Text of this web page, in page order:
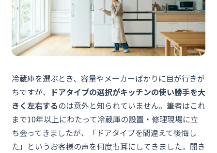
冷蔵庫を選ぶとき、容量やメーカーばかりに目が行きが
ちですが、
ドアタイプの選択がキッチンの使い勝手を大
きく左右するのは意外と知られていません。筆者はこれ
まで10年以上にわたって冷蔵庫の設置・修理現場に立
ち会ってきましたが、「ドアタイプを間違えて後悔し
た」というお客様の声を何度も耳にしてきました。開き